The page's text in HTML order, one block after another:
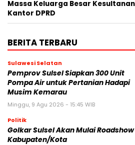
Massa Keluarga Besar
Kantor DPRD
BERITA TERBARU
Sulawesi Selatan
Pemprov Sulsel Siapkan 300 Unit
Pompa Air untuk Pertanian Hadapi
Musim Kemarau
Minggu, 9 Agu 2026 - 15:45 WIB
Politik
Golkar Sulsel Akan Mulai
Kabupaten/Kota